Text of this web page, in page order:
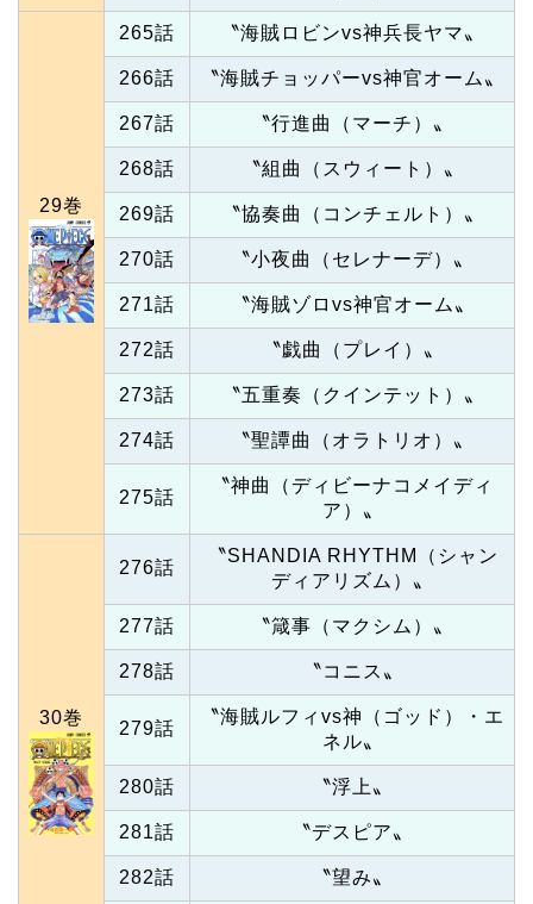
29巻
265話 〝海賊ロビンvs神兵長ヤマ〟
266話 〝海賊チョッパーvs神官オーム〟
267話 〝行進曲（マーチ）〟
268話 〝組曲（スウィート）〟
269話 〝協奏曲（コンチェルト）〟
270話 〝小夜曲（セレナーデ）〟
271話 〝海賊ゾロvs神官オーム〟
272話 〝戯曲（プレイ）〟
273話 〝五重奏（クインテット）〟
274話 〝聖譚曲（オラトリオ）〟
275話
〝神曲（ディビーナコメイディ
ア）〟
30巻
276話
〝SHANDIA RHYTHM（シャン
ディアリズム）〟
277話 〝箴事（マクシム）〟
278話 〝コニス〟
279話
〝海賊ルフィvs神（ゴッド）・エ
ネル〟
280話 〝浮上〟
281話 〝デスピア〟
282話 〝望み〟